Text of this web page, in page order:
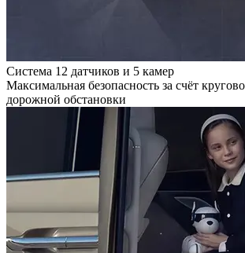
Система 12 датчиков и 5 камер
Максимальная безопасность за счёт
дорожной обстановки